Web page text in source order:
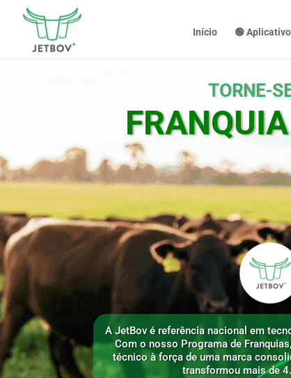
Início 🟢
TORNE-
A JetBov é referência nacional em
Com o nosso Programa de
técnico à força de uma marca
transformou mais de